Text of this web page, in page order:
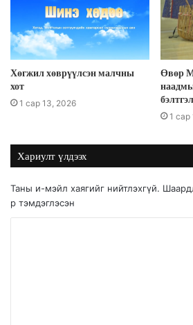
Хөгжил хөврүүлсэн малчны
хот
1 сар 13, 2026
Өвөр
1 сар
Хариулт үлдээх
Таны и-мэйл хаягийг нийтлэхгүй.
р тэмдэглэсэн